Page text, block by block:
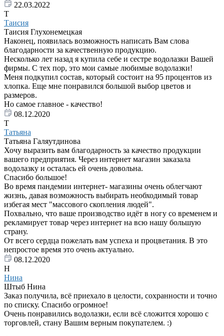
22.03.2022
Т
Таисия
Таисия Глухонемецкая
Наконец, появилась возможность написать Вам слова
благодарности за качественную продукцию.
Несколько лет назад я купила себе и сестре водолазки Вашей
фирмы. С тех пор, это мои самые любимые водолазки!
Меня подкупил состав, который состоит на 95 процентов из
хлопка. Еще мне понравился большой выбор цветов и
размеров.
Но самое главное - качество!
08.12.2020
Т
Татьяна
Татьяна Галяутдинова
Хочу выразить вам благодарность за качество продукции
вашего предприятия. Через интернет магазин заказала
водолазку и осталась ей очень довольна.
Спасибо большое!
Во время пандемии интернет- магазины очень облегчают
жизнь, давая возможность выбирать необходимый товар
избегая мест "массового скопления людей".
Похвально, что ваше производство идёт в ногу со временем и
рекламирует товар через интернет на всю нашу большую
страну.
От всего сердца пожелать вам успеха и процветания. В это
непростое время это очень актуально.
08.12.2020
Н
Нина
Штыб Нина
Заказ получила, всё приехало в целости, сохранности и точно
по списку. Спасибо огромное!
Очень понравились водолазки, если всё сложится хорошо с
торговлей, стану Вашим верным покупателем. :)